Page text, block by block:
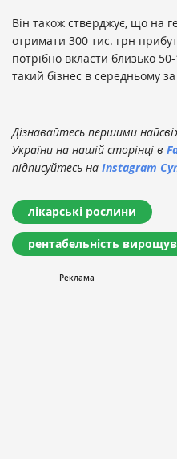
Він також стверджує, що на
отримати 300 тис. грн
потрібно вкласти близько
такий бізнес в середньому
Дізнавайтесь першими
України на нашій сторінці в
підписуйтесь на Instagram
лікарські рослини
рентабельність